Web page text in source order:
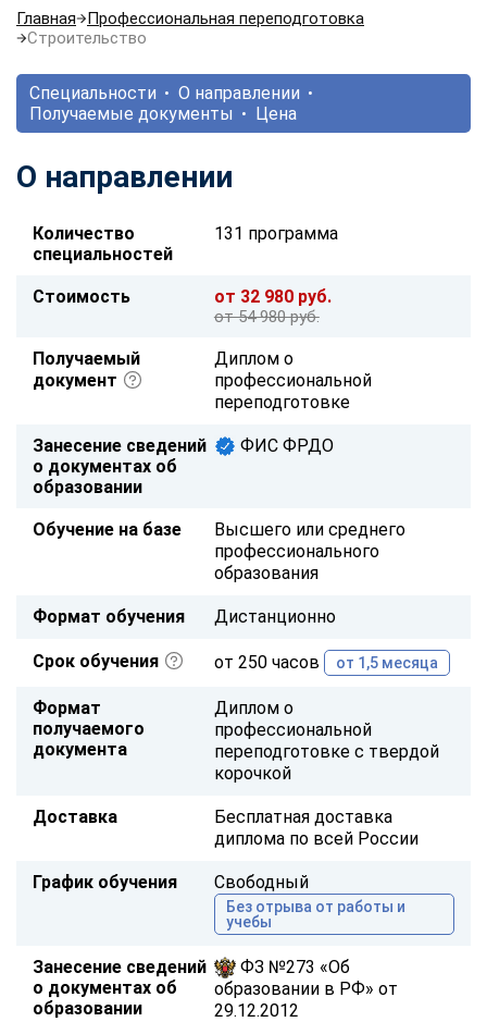
Главная
Профессиональная переподготовка
Строительство
Специальности
О направлении
Получаемые документы
Цена
О направлении
Количество
специальностей
131 программа
Стоимость от 32 980 руб.
от 54 980 руб.
Получаемый
документ
Диплом о
профессиональной
переподготовке
Занесение сведений
о документах об
образовании
ФИС ФРДО
Обучение на базе
Высшего или среднего
профессионального
образования
Формат обучения Дистанционно
Срок обучения от 250 часов от 1,5 месяца
Формат
получаемого
документа
Диплом о
профессиональной
переподготовке с твердой
корочкой
Доставка
Бесплатная доставка
диплома по всей России
График обучения Свободный
Без отрыва от работы и
учебы
Занесение сведений
о документах об
образовании
ФЗ №273 «Об
образовании в РФ» от
29.12.2012